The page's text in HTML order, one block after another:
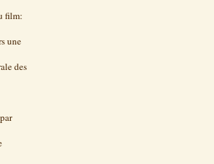
film:
une
des